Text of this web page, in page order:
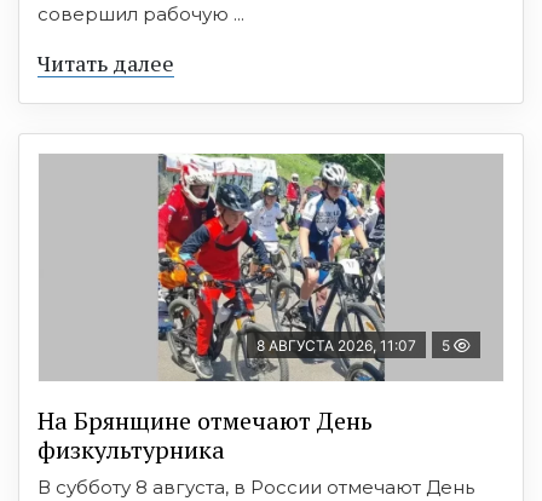
совершил рабочую ...
Читать далее
8 АВГУСТА 2026, 11:07 5
На Брянщине отмечают День
физкультурника
В субботу 8 августа, в России отмечают День